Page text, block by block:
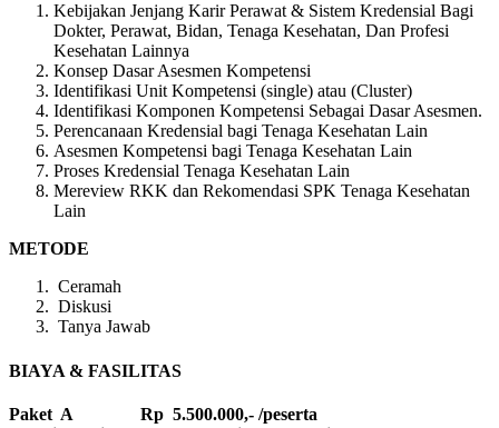
Kebijakan Jenjang Karir Perawat & Sistem Kredensial Bagi
Dokter, Perawat, Bidan, Tenaga Kesehatan, Dan Profesi
Kesehatan Lainnya
Konsep Dasar Asesmen Kompetensi
Identifikasi Unit Kompetensi (single) atau (Cluster)
Identifikasi Komponen Kompetensi Sebagai Dasar Asesmen.
Perencanaan Kredensial bagi Tenaga Kesehatan Lain
Asesmen Kompetensi bagi Tenaga Kesehatan Lain
Proses Kredensial Tenaga Kesehatan Lain
Mereview RKK dan Rekomendasi SPK Tenaga Kesehatan
Lain
METODE
Ceramah
Diskusi
Tanya Jawab
BIAYA & FASILITAS
Paket A Rp 5.500.000,- /peserta